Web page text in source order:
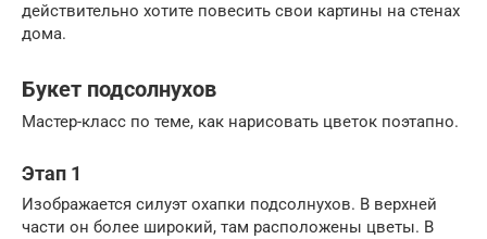
действительно хотите повесить свои картины на стенах
дома.
Букет подсолнухов
Мастер-класс по теме, как нарисовать цветок поэтапно.
Этап 1
Изображается силуэт охапки подсолнухов. В верхней
части он более широкий, там расположены цветы. В